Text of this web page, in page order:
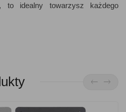
to idealny towarzysz każdego